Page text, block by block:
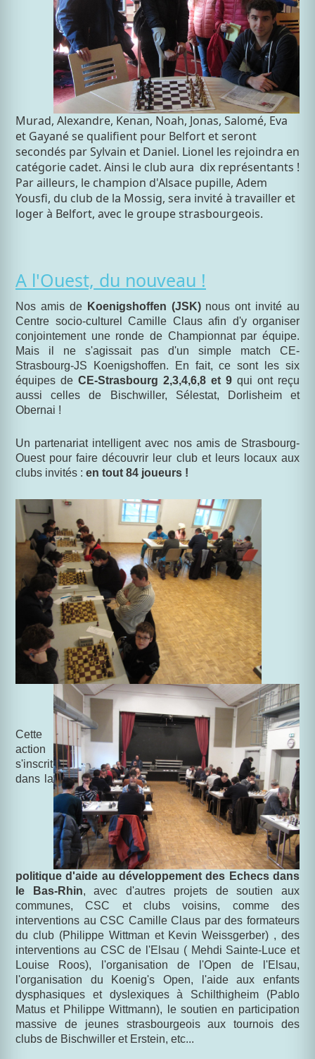
Murad, Alexandre, Kenan, Noah, Jonas, Salomé, Eva
et Gayané se qualifient pour Belfort et seront
secondés par Sylvain et Daniel. Lionel les rejoindra en
catégorie cadet. Ainsi le club aura dix représentants !
Par ailleurs, le champion d'Alsace pupille, Adem
Yousfi, du club de la Mossig, sera invité à travailler et
loger à Belfort, avec le groupe strasbourgeois.
A l'Ouest, du nouveau !
Nos amis de Koenigshoffen (JSK) nous ont invité au
Centre socio-culturel Camille Claus afin d'y organiser
conjointement une ronde de Championnat par équipe.
Mais il ne s'agissait pas d'un simple match CE-
Strasbourg-JS Koenigshoffen. En fait, ce sont les six
équipes de CE-Strasbourg 2,3,4,6,8 et 9 qui ont reçu
aussi celles de Bischwiller, Sélestat, Dorlisheim et
Obernai !
Un partenariat intelligent avec nos amis de Strasbourg-
Ouest pour faire découvrir leur club et leurs locaux aux
clubs invités : en tout 84 joueurs !
Cette
action
s'inscrit
dans la
politique d'aide au développement des Echecs dans
le Bas-Rhin, avec d'autres projets de soutien aux
communes, CSC et clubs voisins, comme des
interventions au CSC Camille Claus par des formateurs
du club (Philippe Wittman et Kevin Weissgerber) , des
interventions au CSC de l'Elsau ( Mehdi Sainte-Luce et
Louise Roos), l'organisation de l'Open de l'Elsau,
l'organisation du Koenig's Open, l'aide aux enfants
dysphasiques et dyslexiques à Schilthigheim (Pablo
Matus et Philippe Wittmann), le soutien en participation
massive de jeunes strasbourgeois aux tournois des
clubs de Bischwiller et Erstein, etc...